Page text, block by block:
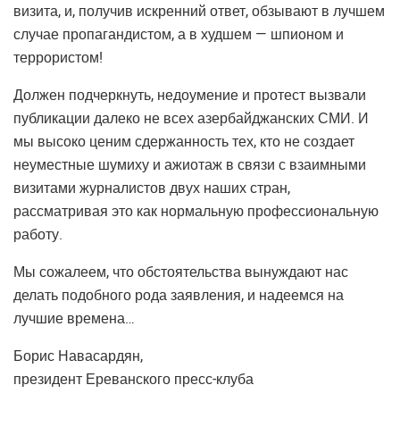
визита, и, получив искренний ответ, обзывают в лучшем
случае пропагандистом, а в худшем — шпионом и
террористом!
Должен подчеркнуть, недоумение и протест вызвали
публикации далеко не всех азербайджанских СМИ. И
мы высоко ценим сдержанность тех, кто не создает
неуместные шумиху и ажиотаж в связи с взаимными
визитами журналистов двух наших стран,
рассматривая это как нормальную профессиональную
работу.
Мы сожалеем, что обстоятельства вынуждают нас
делать подобного рода заявления, и надеемся на
лучшие времена…
Борис Навасардян,
президент Ереванского пресс-клуба